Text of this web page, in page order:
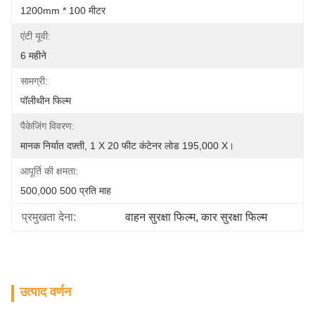
1200mm * 100 मीटर
एंटी यूवी:
6 महीने
सामग्री:
पॉलीथीन फिल्म
पैकेजिंग विवरण:
मानक निर्यात दफ़्ती, 1 X 20 फीट कंटेनर लोड 195,000 X।
आपूर्ति की क्षमता:
500,000 500 प्रति माह
प्रमुखता देना: वाहन सुरक्षा फिल्म, कार सुरक्षा फिल्म
उत्पाद वर्णन